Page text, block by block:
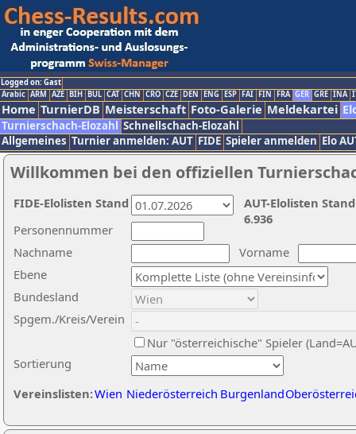
Logged on: Gast
Arabic ARM AZE BIH BUL CAT CHN CRO CZE DEN ENG ESP FAI FIN FRA GER GRE INA
Home TurnierDB Meisterschaft Foto-Galerie Meldekartei
Turnierschach-Elozahl Schnellschach-Elozahl
Allgemeines Turnier anmelden: AUT FIDE Spieler anmelden Elo
Willkommen bei den offiziellen
Nachname
Vorname
Ebene
Sortierung
Personennummer
Bundesland
Spgem./Kreis/Verein
Nur "österreichische" Spieler
Vereinslisten:Wien Niederösterreich Burgenland
AUT-Elolisten
6.936
FIDE-Elolisten Stand